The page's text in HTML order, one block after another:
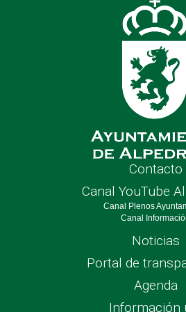
Contacto
Canal YouTube
Canal Plenos
Canal
Noticias
Portal de
Agenda
Información